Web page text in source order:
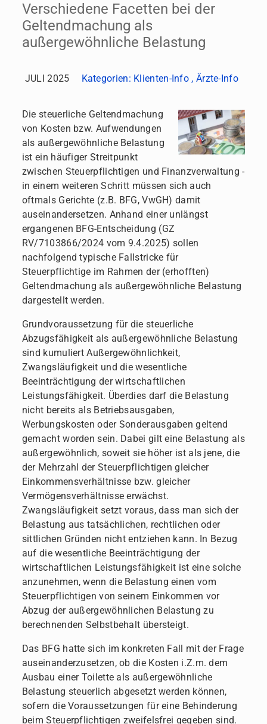
Verschiedene Facetten bei der
Geltendmachung als
außergewöhnliche Belastung
JULI 2025 Kategorien: Klienten-Info , Ärzte-Info
Die steuerliche Geltendmachung
von Kosten bzw. Aufwendungen
als außergewöhnliche Belastung
ist ein häufiger Streitpunkt
zwischen Steuerpflichtigen und Finanzverwaltung -
in einem weiteren Schritt müssen sich auch
oftmals Gerichte (z.B. BFG, VwGH) damit
auseinandersetzen. Anhand einer unlängst
ergangenen BFG-Entscheidung (GZ
RV/7103866/2024 vom 9.4.2025) sollen
nachfolgend typische Fallstricke für
Steuerpflichtige im Rahmen der (erhofften)
Geltendmachung als außergewöhnliche Belastung
dargestellt werden.
Grundvoraussetzung für die steuerliche
Abzugsfähigkeit als außergewöhnliche Belastung
sind kumuliert Außergewöhnlichkeit,
Zwangsläufigkeit und die wesentliche
Beeinträchtigung der wirtschaftlichen
Leistungsfähigkeit. Überdies darf die Belastung
nicht bereits als Betriebsausgaben,
Werbungskosten oder Sonderausgaben geltend
gemacht worden sein. Dabei gilt eine Belastung als
außergewöhnlich, soweit sie höher ist als jene, die
der Mehrzahl der Steuerpflichtigen gleicher
Einkommensverhältnisse bzw. gleicher
Vermögensverhältnisse erwächst.
Zwangsläufigkeit setzt voraus, dass man sich der
Belastung aus tatsächlichen, rechtlichen oder
sittlichen Gründen nicht entziehen kann. In Bezug
auf die wesentliche Beeinträchtigung der
wirtschaftlichen Leistungsfähigkeit ist eine solche
anzunehmen, wenn die Belastung einen vom
Steuerpflichtigen von seinem Einkommen vor
Abzug der außergewöhnlichen Belastung zu
berechnenden Selbstbehalt übersteigt.
Das BFG hatte sich im konkreten Fall mit der Frage
auseinanderzusetzen, ob die Kosten i.Z.m. dem
Ausbau einer Toilette als außergewöhnliche
Belastung steuerlich abgesetzt werden können,
sofern die Voraussetzungen für eine Behinderung
beim Steuerpflichtigen zweifelsfrei gegeben sind.